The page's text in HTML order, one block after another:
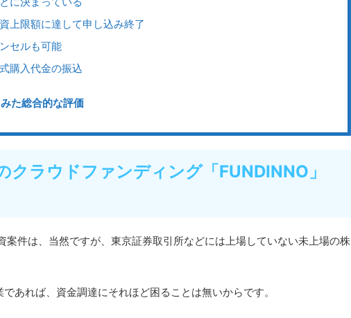
上限額に達して申し込み終了
セルも可能
購入代金の振込
た総合的な評価
クラウドファンディング「FUNDINNO」
案件は、当然ですが、東京証券取引所などには上場していない未上場の株
あれば、資金調達にそれほど困ることは無いからです。